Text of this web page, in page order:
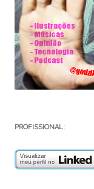
PROFISSIONAL: